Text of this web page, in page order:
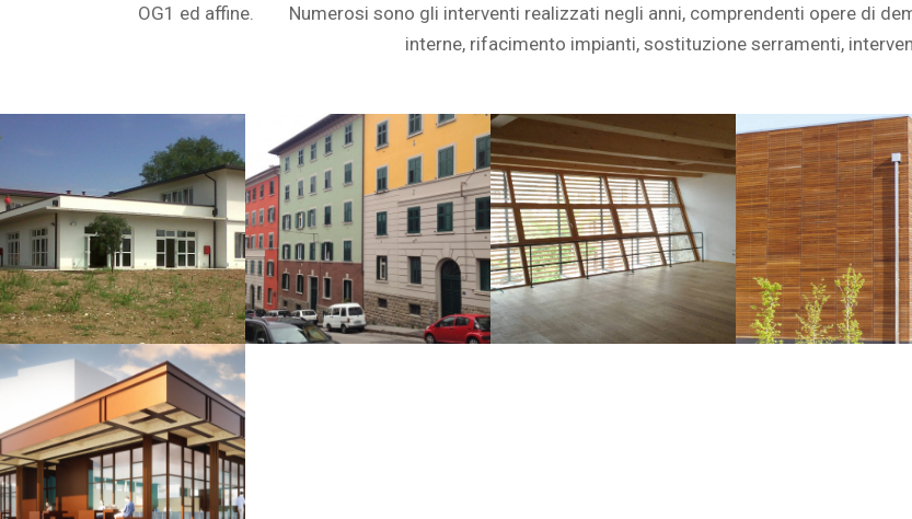
OG1 ed affine. Numerosi sono gli interventi realizzati negli anni, comprendenti opere di
interne, rifacimento impianti, sostituzione serramenti,
Pubblico